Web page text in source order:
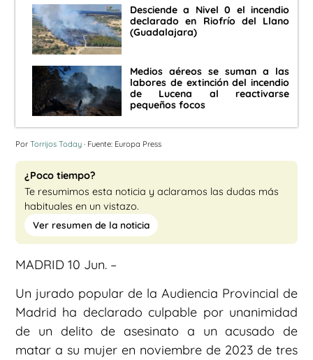
Desciende a Nivel 0 el incendio
declarado en Riofrío del Llano
(Guadalajara)
Medios aéreos se suman a las
labores de extinción del incendio
de Lucena al reactivarse
pequeños focos
Por Torrijos Today · Fuente: Europa Press
¿Poco tiempo?
Te resumimos esta noticia y aclaramos las dudas más
habituales en un vistazo.
Ver resumen de la noticia
MADRID 10 Jun. –
Un jurado popular de la Audiencia Provincial de
Madrid ha declarado culpable por unanimidad
de un delito de asesinato a un acusado de
matar a su mujer en noviembre de 2023 de tres